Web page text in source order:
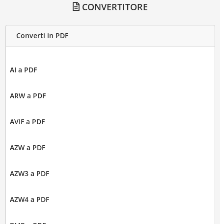
CONVERTITORE
Converti in PDF
AI a PDF
ARW a PDF
AVIF a PDF
AZW a PDF
AZW3 a PDF
AZW4 a PDF